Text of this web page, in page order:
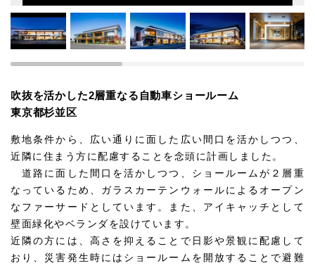
吹抜を活かした2層重なる自動車ショールーム
東京都杉並区
敷地条件から、広い通りに面した広い間口を活かしつつ、
近隣に住まう方に配慮することを念頭に計画しました。
道路に面した間口を活かしつつ、ショールームが２層重
なっているため、ガラスカーテンウォールによるオープン
なファーサードとしています。また、アイキャッチとして
壁面緑化やベランダを設けています。
近隣の方には、高さを抑えることで日影や景観に配慮して
おり、災害発生時にはショールームを開放することで避難